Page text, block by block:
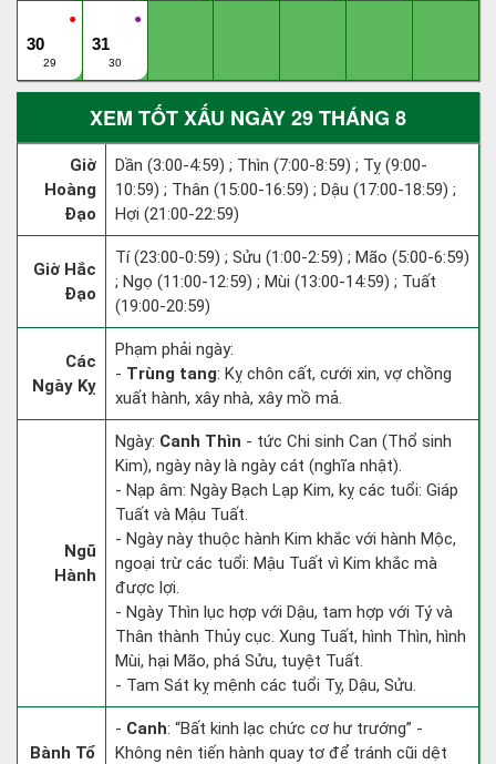
●
30
29
●
31
30
XEM TỐT XẤU NGÀY 29 THÁNG 8
Giờ
Hoàng
Đạo
Dần (3:00-4:59) ; Thìn (7:00-8:59) ; Tỵ (9:00-
10:59) ; Thân (15:00-16:59) ; Dậu (17:00-18:59) ;
Hợi (21:00-22:59)
Giờ Hắc
Đạo
Tí (23:00-0:59) ; Sửu (1:00-2:59) ; Mão (5:00-6:59)
; Ngọ (11:00-12:59) ; Mùi (13:00-14:59) ; Tuất
(19:00-20:59)
Các
Ngày Kỵ
Phạm phải ngày:
- Trùng tang: Kỵ chôn cất, cưới xin, vợ chồng
xuất hành, xây nhà, xây mồ mả.
Ngũ
Hành
Ngày: Canh Thìn - tức Chi sinh Can (Thổ sinh
Kim), ngày này là ngày cát (nghĩa nhật).
- Nạp âm: Ngày Bạch Lạp Kim, kỵ các tuổi: Giáp
Tuất và Mậu Tuất.
- Ngày này thuộc hành Kim khắc với hành Mộc,
ngoại trừ các tuổi: Mậu Tuất vì Kim khắc mà
được lợi.
- Ngày Thìn lục hợp với Dậu, tam hợp với Tý và
Thân thành Thủy cục. Xung Tuất, hình Thìn, hình
Mùi, hại Mão, phá Sửu, tuyệt Tuất.
- Tam Sát kỵ mệnh các tuổi Tỵ, Dậu, Sửu.
Bành Tổ
- Canh: “Bất kinh lạc chức cơ hư trướng” -
Không nên tiến hành quay tơ để tránh cũi dệt